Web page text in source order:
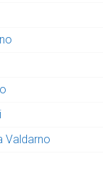
Valdarno